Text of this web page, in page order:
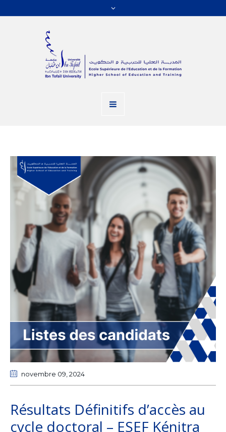
novembre 09 , 2024
Résultats Définitifs d’accès au
cycle doctoral – ESEF Kénitra